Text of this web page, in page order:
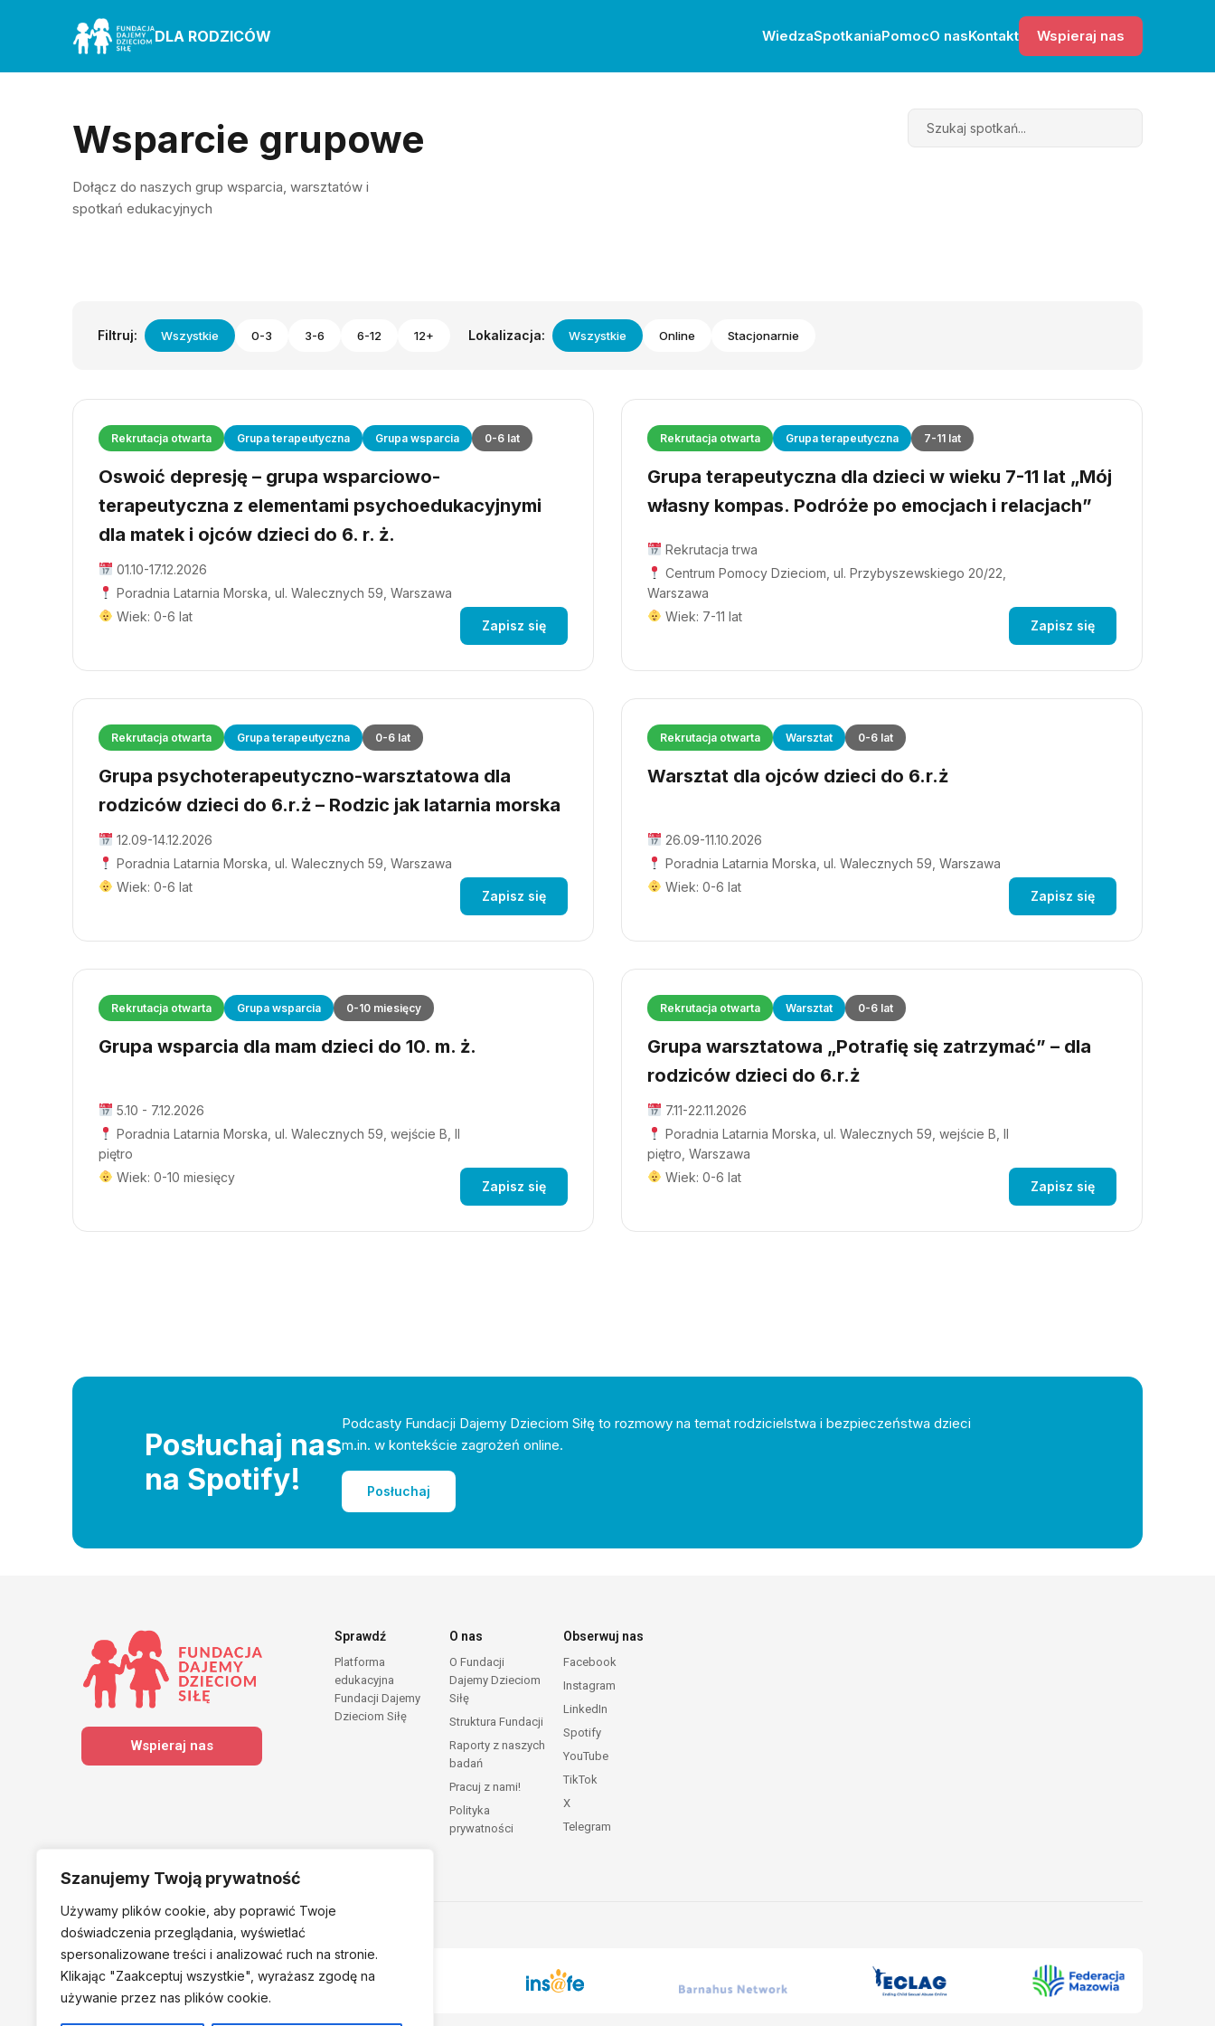
Szanujemy Twoją prywatność
Używamy plików cookie, aby poprawić Twoje
doświadczenia przeglądania, wyświetlać
spersonalizowane treści i analizować ruch na stronie.
Klikając "Zaakceptuj wszystkie", wyrażasz zgodę na
używanie przez nas plików cookie.
DLA RODZICÓW WiedzaSpotkaniaPomocO nasKontakt Wspieraj nas
Wsparcie grupowe
Dołącz do naszych grup wsparcia, warsztatów i
spotkań edukacyjnych
Search
Filtruj: Wszystkie 0-3 3-6 6-12 12+ Lokalizacja: Wszystkie Online Stacjonarnie
Rekrutacja otwarta Grupa terapeutyczna Grupa wsparcia 0-6 lat
Oswoić depresję – grupa wsparciowo-
terapeutyczna z elementami psychoedukacyjnymi
dla matek i ojców dzieci do 6. r. ż.
01.10-17.12.2026
Poradnia Latarnia Morska, ul. Walecznych 59, Warszawa
Wiek: 0-6 lat
Zapisz się
Rekrutacja otwarta Grupa terapeutyczna 7-11 lat
Grupa terapeutyczna dla dzieci w wieku 7-11 lat „Mój
własny kompas. Podróże po emocjach i relacjach”
Rekrutacja trwa
Centrum Pomocy Dzieciom, ul. Przybyszewskiego 20/22,
Warszawa
Wiek: 7-11 lat
Zapisz się
Rekrutacja otwarta Grupa terapeutyczna 0-6 lat
Grupa psychoterapeutyczno-warsztatowa dla
rodziców dzieci do 6.r.ż – Rodzic jak latarnia morska
12.09-14.12.2026
Poradnia Latarnia Morska, ul. Walecznych 59, Warszawa
Wiek: 0-6 lat
Zapisz się
Rekrutacja otwarta Warsztat 0-6 lat
Warsztat dla ojców dzieci do 6.r.ż
26.09-11.10.2026
Poradnia Latarnia Morska, ul. Walecznych 59, Warszawa
Wiek: 0-6 lat
Zapisz się
Rekrutacja otwarta Grupa wsparcia 0-10 miesięcy
Grupa wsparcia dla mam dzieci do 10. m. ż.
5.10 - 7.12.2026
Poradnia Latarnia Morska, ul. Walecznych 59, wejście B, II
piętro
Wiek: 0-10 miesięcy
Zapisz się
Rekrutacja otwarta Warsztat 0-6 lat
Grupa warsztatowa „Potrafię się zatrzymać” – dla
rodziców dzieci do 6.r.ż
7.11-22.11.2026
Poradnia Latarnia Morska, ul. Walecznych 59, wejście B, II
piętro, Warszawa
Wiek: 0-6 lat
Zapisz się
Posłuchaj nas
na Spotify!
Podcasty Fundacji Dajemy Dzieciom Siłę to rozmowy na temat rodzicielstwa i bezpieczeństwa dzieci
m.in. w kontekście zagrożeń online.
Posłuchaj
Wspieraj nas
Sprawdź
Platforma
edukacyjna
Fundacji Dajemy
Dzieciom Siłę
O nas
O Fundacji
Dajemy Dzieciom
Siłę
Struktura Fundacji
Raporty z naszych
badań
Pracuj z nami!
Polityka
prywatności
Obserwuj nas
Facebook
Instagram
LinkedIn
Spotify
YouTube
TikTok
X
Telegram
Należymy do